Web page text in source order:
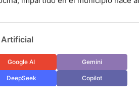
Google AI Gemini
DeepSeek Copilot